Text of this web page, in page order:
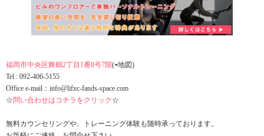
福岡市中央区舞鶴2丁目1番8号7階(⇦地図)
Tel : 092-406-5155
Office e-mail：info@lifxc-fands-space.com
☆問い合わせはコチラをクリック ☆
無料カウンセリングや、トレーニング体験も随時承っております。